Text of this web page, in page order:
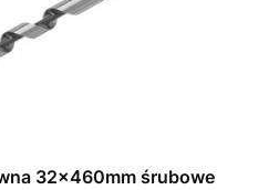
32x460mm śrubowe